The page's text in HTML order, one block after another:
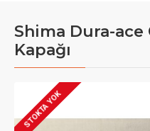
Shima Dura-ace
Kapağı
STOKTA YOK